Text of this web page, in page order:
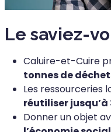
Le saviez-
Caluire-et-Cuire
tonnes de
Les ressourceries
réutiliser jusqu’à
Donner un objet